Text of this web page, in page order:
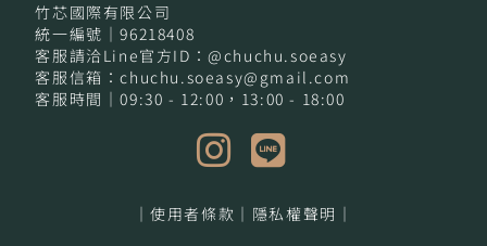
竹芯國際有限公司
統一編號｜96218408
客服請洽Line官方ID：@chuchu.soeasy
客服信箱：chuchu.soeasy@gmail.com
客服時間｜09:30 - 12:00，13:00 - 18:00
｜使用者條款｜ 隱私權聲明｜